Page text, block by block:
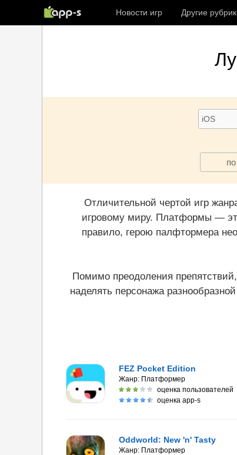
Новости игр Другие
Отличительной чертой игр
игровому миру. Платформы —
правило, герою палфтормера
Помимо преодоления
наделять персонажа
FEZ Pocket Edition
Жанр: Платформер
оценка пользователей
оценка app-s
Oddworld: New 'n' Tasty
Жанр: Платформер